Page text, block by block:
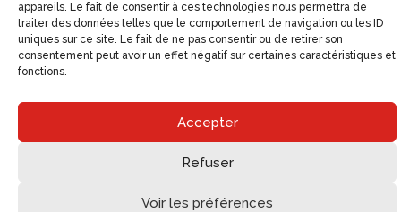
appareils. Le fait de consentir à ces technologies nous permettra de
traiter des données telles que le comportement de navigation ou les ID
uniques sur ce site. Le fait de ne pas consentir ou de retirer son
consentement peut avoir un effet négatif sur certaines caractéristiques et
fonctions.
Accepter
Refuser
Voir les préférences
© Ugocom Paris – Avignon Création Site Internet –
Agence de Communication